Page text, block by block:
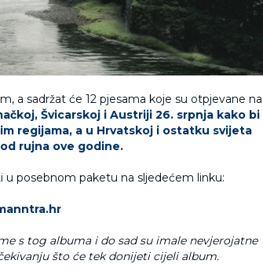
a sadržat će 12 pjesama koje su otpjevane na
Švicarskoj i Austriji 26. srpnja kako bi
regijama, a u Hrvatskoj i ostatku svijeta
rujna ove godine.
posebnom paketu na sljedećem linku:
s tog albuma i do sad su imale nevjerojatne
što će tek donijeti cijeli album.